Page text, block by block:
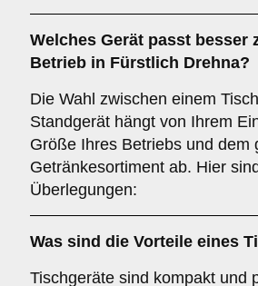
Welches Gerät passt besser
Betrieb in Fürstlich Drehna?
Die Wahl zwischen einem
Standgerät hängt von Ihrem
Größe Ihres Betriebs und dem
Getränkesortiment ab. Hier
Überlegungen:
Was sind die Vorteile eines
Tischgeräte sind kompakt und